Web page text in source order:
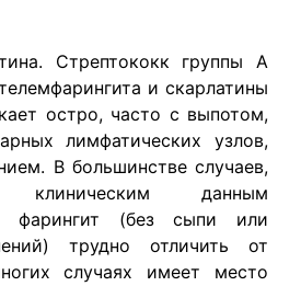
Стрептококк группы А
и скарлатины
остро, часто с выпотом,
лимфатических узлов,
В большинстве случаев,
данным
фарингит (без сыпи или
трудно отличить от
случаях имеет место